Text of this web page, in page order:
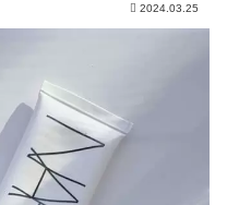
2024.03.25